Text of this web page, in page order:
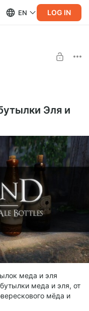
EN LOG IN
Эля и
меда и эля
меда и эля, от
мёда и